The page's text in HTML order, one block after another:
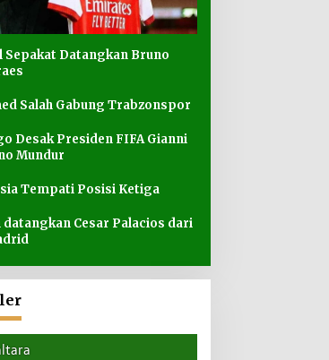
Sepakat Datangkan Bruno
Salah Gabung Trabzonspor
Desak Presiden FIFA Gianni
Mundur
Tempati Posisi Ketiga
datangkan Cesar Palacios dari